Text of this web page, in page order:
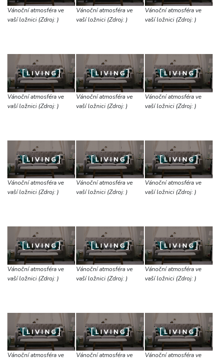
Vánoční atmosféra ve
vaší ložnici (Zdroj: )
Vánoční atmosféra ve
vaší ložnici (Zdroj: )
Vánoční atmosféra ve
vaší ložnici (Zdroj: )
Vánoční atmosféra ve
vaší ložnici (Zdroj: )
Vánoční atmosféra ve
vaší ložnici (Zdroj: )
Vánoční atmosféra ve
vaší ložnici (Zdroj: )
Vánoční atmosféra ve
vaší ložnici (Zdroj: )
Vánoční atmosféra ve
vaší ložnici (Zdroj: )
Vánoční atmosféra ve
vaší ložnici (Zdroj: )
Vánoční atmosféra ve
vaší ložnici (Zdroj: )
Vánoční atmosféra ve
vaší ložnici (Zdroj: )
Vánoční atmosféra ve
vaší ložnici (Zdroj: )
Vánoční atmosféra ve
Vánoční atmosféra ve
Vánoční atmosféra ve